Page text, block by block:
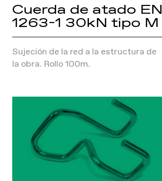
Cuerda de atado EN
1263-1 30kN tipo M
Sujeción de la red a la estructura de
la obra. Rollo 100m.